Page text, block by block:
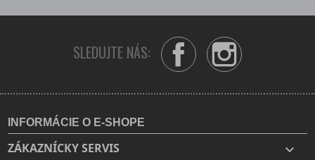
SLEDUJTE NÁS: FacebookInstagram
INFORMÁCIE O E-SHOPE
ZÁKAZNÍCKY SERVIS 